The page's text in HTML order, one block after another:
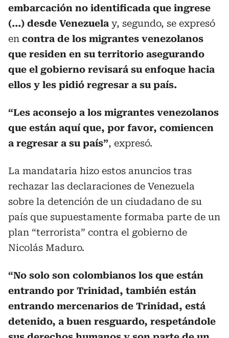
embarcación no identificada que ingrese
(...) desde Venezuela y, segundo, se expresó
en contra de los migrantes venezolanos
que residen en su territorio asegurando
que el gobierno revisará su enfoque hacia
ellos y les pidió regresar a su país.
“Les aconsejo a los migrantes venezolanos
que están aquí que, por favor, comiencen
a regresar a su país”, expresó.
La mandataria hizo estos anuncios tras
rechazar las declaraciones de Venezuela
sobre la detención de un ciudadano de su
país que supuestamente formaba parte de un
plan “terrorista” contra el gobierno de
Nicolás Maduro.
“No solo son colombianos los que están
entrando por Trinidad, también están
entrando mercenarios de Trinidad, está
detenido, a buen resguardo, respetándole